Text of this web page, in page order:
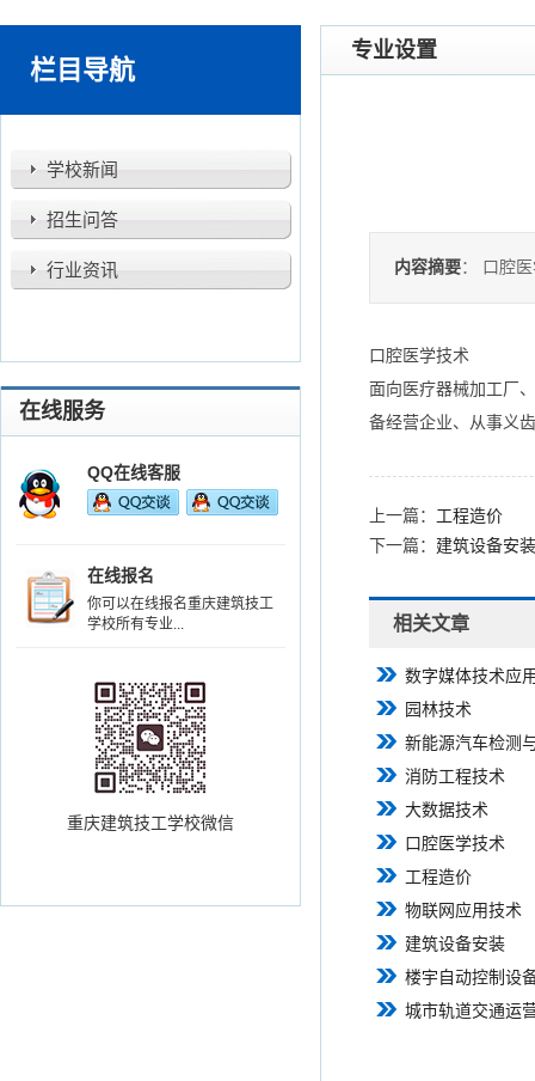
栏目导航
学校新闻
招生问答
行业资讯
在线服务
QQ在线客服
在线报名
你可以在线报名重庆建筑技工
学校所有专业...
重庆建筑技工学校微信
专业设置
内容摘要： 口腔
口腔医学技术
面向医疗器械加工厂
备经营企业、从事义
上一篇： 工程造价
下一篇： 建筑设备安装
相关文章
数字媒体技术应
园林技术
新能源汽车检测
消防工程技术
大数据技术
口腔医学技术
工程造价
物联网应用技术
建筑设备安装
楼宇自动控制设
城市轨道交通运